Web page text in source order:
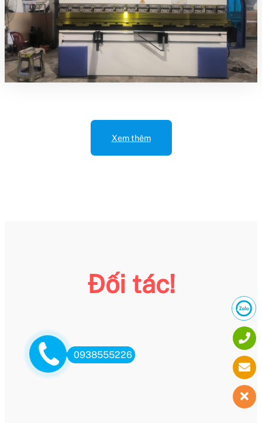
Xem thêm
Đối tác!
0938555226